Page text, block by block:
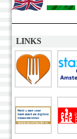
LINKS